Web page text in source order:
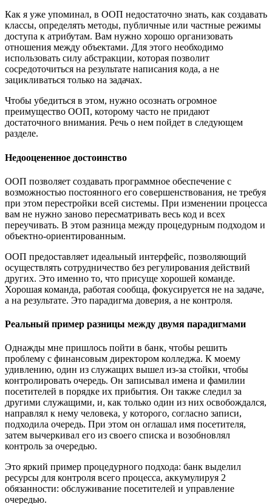
Как я уже упоминал, в ООП недостаточно знать, как создавать
классы, определять методы, публичные или частные режимы
доступа к атрибутам. Вам нужно хорошо организовать
отношения между объектами. Для этого необходимо
использовать силу абстракции, которая позволит
сосредоточиться на результате написания кода, а не
зацикливаться только на задачах.
Чтобы убедиться в этом, нужно осознать огромное
преимущество ООП, которому часто не придают
достаточного внимания. Речь о нем пойдет в следующем
разделе.
Недооцененное достоинство
ООП позволяет создавать программное обеспечение с
возможностью постоянного его совершенствования, не требуя
при этом перестройки всей системы. При изменении процесса
вам не нужно заново пересматривать весь код и всех
переучивать. В этом разница между процедурным подходом и
объектно-ориентированным.
ООП предоставляет идеальный интерфейс, позволяющий
осуществлять сотрудничество без регулирования действий
других. Это именно то, что присуще хорошей команде.
Хорошая команда, работая сообща, фокусируется не на задаче,
а на результате. Это парадигма доверия, а не контроля.
Реальный пример разницы между двумя парадигмами
Однажды мне пришлось пойти в банк, чтобы решить
проблему с финансовым директором колледжа. К моему
удивлению, один из служащих вышел из-за стойки, чтобы
контролировать очередь. Он записывал имена и фамилии
посетителей в порядке их прибытия. Он также следил за
другими служащими, и, как только один из них освобождался,
направлял к нему человека, у которого, согласно записи,
подходила очередь. При этом он оглашал имя посетителя,
затем вычеркивал его из своего списка и возобновлял
контроль за очередью.
Это яркий пример процедурного подхода: банк выделил
ресурсы для контроля всего процесса, аккумулируя 2
обязанности: обслуживание посетителей и управление
очередью.